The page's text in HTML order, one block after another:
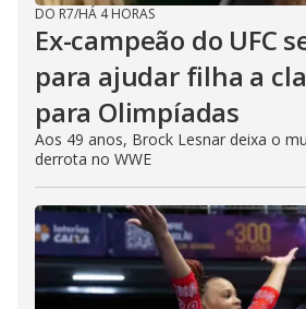
DO R7/HÁ 4 HORAS
Ex-campeão do UFC
para ajudar filha a
para Olimpíadas
Aos 49 anos, Brock Lesnar deixa o
derrota no WWE